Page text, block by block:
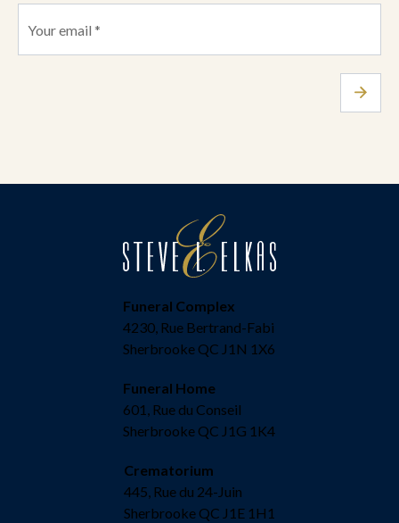
Funeral Complex
4230, Rue Bertrand-Fabi
Sherbrooke QC J1N 1X6
Funeral Home
601, Rue du Conseil
Sherbrooke QC J1G 1K4
Crematorium
445, Rue du 24-Juin
Sherbrooke QC J1E 1H1